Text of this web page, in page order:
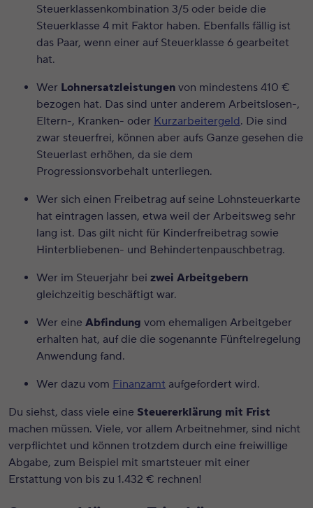
Steuerklassenkombination 3/5 oder beide die
Steuerklasse 4 mit Faktor haben. Ebenfalls fällig ist
das Paar, wenn einer auf Steuerklasse 6 gearbeitet
hat.
Wer Lohnersatzleistungen von mindestens 410 €
bezogen hat. Das sind unter anderem Arbeitslosen-,
Eltern-, Kranken- oder Kurzarbeitergeld. Die sind
zwar steuerfrei, können aber aufs Ganze gesehen die
Steuerlast erhöhen, da sie dem
Progressionsvorbehalt unterliegen.
Wer sich einen Freibetrag auf seine Lohnsteuerkarte
hat eintragen lassen, etwa weil der Arbeitsweg sehr
lang ist. Das gilt nicht für Kinderfreibetrag sowie
Hinterbliebenen- und Behindertenpauschbetrag.
Wer im Steuerjahr bei zwei Arbeitgebern
gleichzeitig beschäftigt war.
Wer eine Abfindung vom ehemaligen Arbeitgeber
erhalten hat, auf die die sogenannte Fünftelregelung
Anwendung fand.
Wer dazu vom Finanzamt aufgefordert wird.
Du siehst, dass viele eine Steuererklärung mit Frist
machen müssen. Viele, vor allem Arbeitnehmer, sind nicht
verpflichtet und können trotzdem durch eine freiwillige
Abgabe, zum Beispiel mit smartsteuer mit einer
Erstattung von bis zu 1.432 € rechnen!